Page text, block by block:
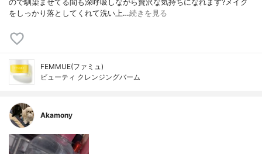
ので馴染ませてる間も深呼吸しながら贅沢な気持ちになれます?メイク
をしっかり落としてくれて洗い上…続きを見る
FEMMUE(ファミュ)
ビューティ クレンジングバーム
Akamony